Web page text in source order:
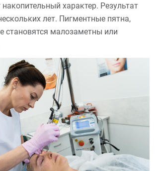
характер. Результат
лет. Пигментные пятна,
становятся малозаметны или